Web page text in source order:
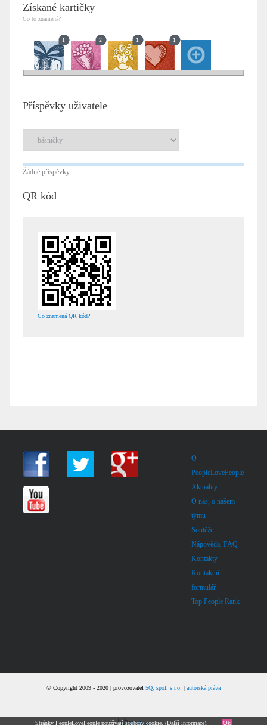
Získané kartičky
Co to znamená?
1 2 1 1
Příspěvky uživatele
Žádné příspěvky.
QR kód
Co znamená QR kód?
O
PeopleLovePeople
Aktuality
O nás, o našem
týmu
Soutěže
Nápověda, FAQ
Kontakty
Kontaktní
formulář
Top People Rank
© Copyright 2009 - 2020 | provozovatel 5Q, spol. s r.o. autorská práva
Stránky PeopleLovePeople používají soubory cookie. (Další informace). Ok